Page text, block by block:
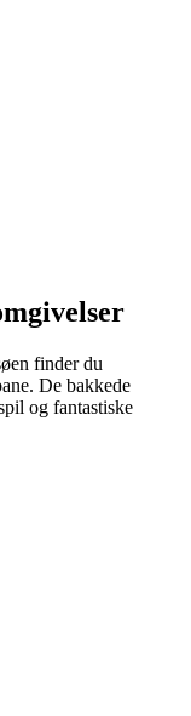
finder du
De bakkede
og fantastiske